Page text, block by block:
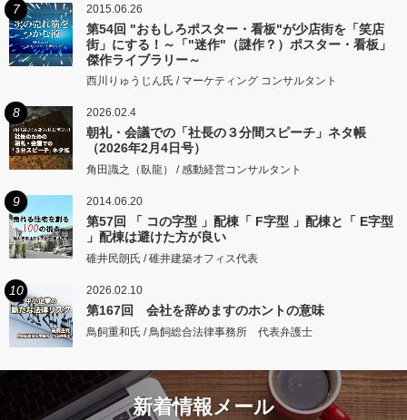
7 2015.06.26
第54回 "おもしろポスター・看板"が少店街を「笑店
街」にする！～「"迷作"（謎作？）ポスター・看板」
傑作ライブラリー～
西川りゅうじん氏 / マーケティング コンサルタント
8 2026.02.4
朝礼・会議での「社長の３分間スピーチ」ネタ帳
（2026年2月4日号）
角田識之（臥龍） / 感動経営コンサルタント
9 2014.06.20
第57回 「 コの字型 」配棟「 F字型 」配棟と「 E字型
」配棟は避けた方が良い
碓井民朗氏 / 碓井建築オフィス代表
10 2026.02.10
第167回 会社を辞めますのホントの意味
鳥飼重和氏 / 鳥飼総合法律事務所 代表弁護士
新着情報メール